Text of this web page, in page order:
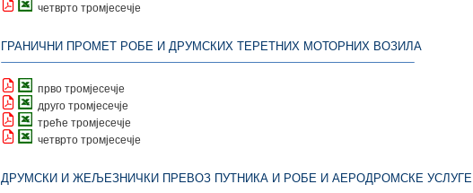
четврто тромјесечје
ГРАНИЧНИ ПРОМЕТ РОБЕ И ДРУМСКИХ ТЕРЕТНИХ МОТОРНИХ ВОЗИЛА
прво тромјесечје
друго тромјесечје
треће тромјесечје
четврто тромјесечје
ДРУМСКИ И ЖЕЉЕЗНИЧКИ ПРЕВОЗ ПУТНИКА И РОБЕ И АЕРОДРОМСКЕ УСЛУГЕ